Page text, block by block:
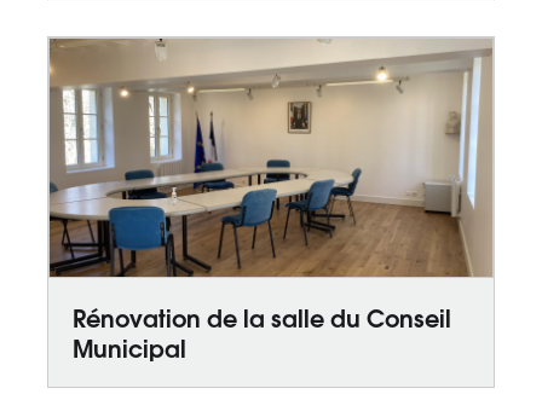
Rénovation de la salle du Conseil
Municipal